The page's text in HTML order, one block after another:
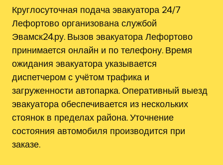
Круглосуточная подача эвакуатора 24/7
Лефортово организована службой
Эвамск24.ру. Вызов эвакуатора Лефортово
принимается онлайн и по телефону. Время
ожидания эвакуатора указывается
диспетчером с учётом трафика и
загруженности автопарка. Оперативный выезд
эвакуатора обеспечивается из нескольких
стоянок в пределах района. Уточнение
состояния автомобиля производится при
заказе.